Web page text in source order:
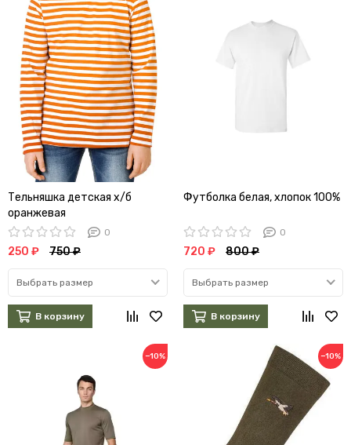
Тельняшка детская х/б
оранжевая
0
250 ₽ 750 ₽
Выбрать размер
В корзину
Футболка белая, хлопок 100%
0
720 ₽ 800 ₽
Выбрать размер
В корзину
−10% −10%